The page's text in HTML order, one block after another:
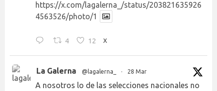
https://x.com/lagalerna_/status/203821635926
4563526/photo/1
4 12 X
La Galerna @lagalerna_ · 28 Mar
A nosotros lo de las selecciones nacionales no